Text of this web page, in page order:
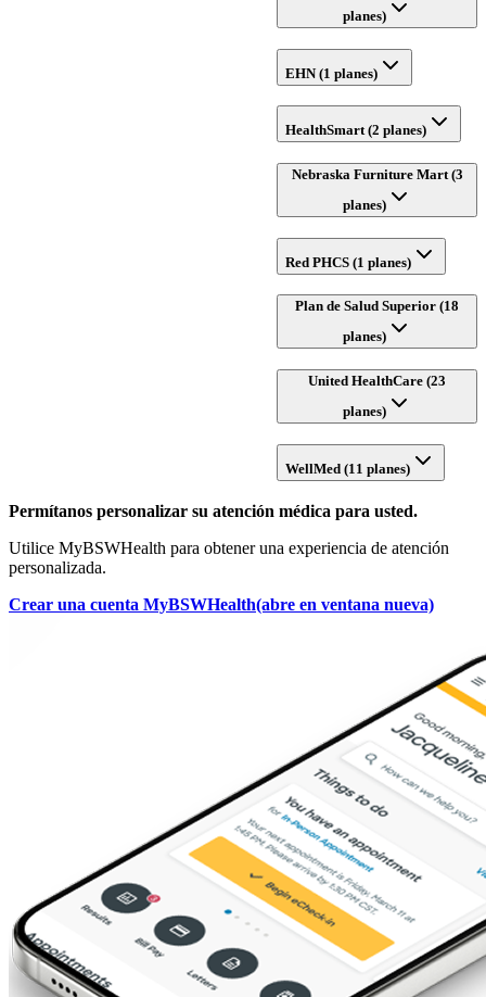
planes)
EHN (1 planes)
HealthSmart (2 planes)
Nebraska Furniture Mart (3
planes)
Red PHCS (1 planes)
Plan de Salud Superior (18
planes)
United HealthCare (23
planes)
WellMed (11 planes)
Permítanos personalizar su atención médica para usted.
Utilice MyBSWHealth para obtener una experiencia de atención
personalizada.
Crear una cuenta MyBSWHealth(abre en ventana nueva)